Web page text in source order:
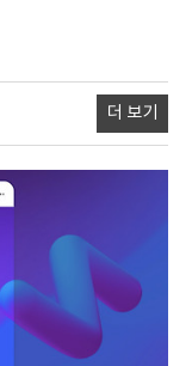
더 보기